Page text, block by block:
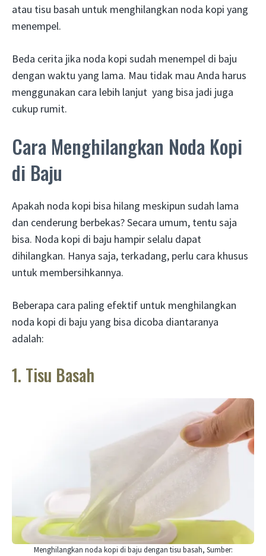
atau tisu basah untuk menghilangkan noda kopi yang
menempel.
Beda cerita jika noda kopi sudah menempel di baju
dengan waktu yang lama. Mau tidak mau Anda harus
menggunakan cara lebih lanjut yang bisa jadi juga
cukup rumit.
Cara Menghilangkan Noda Kopi
di Baju
Apakah noda kopi bisa hilang meskipun sudah lama
dan cenderung berbekas? Secara umum, tentu saja
bisa. Noda kopi di baju hampir selalu dapat
dihilangkan. Hanya saja, terkadang, perlu cara khusus
untuk membersihkannya.
Beberapa cara paling efektif untuk menghilangkan
noda kopi di baju yang bisa dicoba diantaranya
adalah:
1. Tisu Basah
Menghilangkan noda kopi di baju dengan tisu basah, Sumber: